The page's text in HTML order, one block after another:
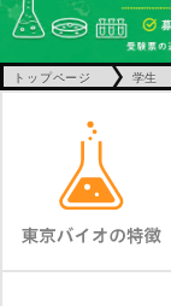
トップページ 学生